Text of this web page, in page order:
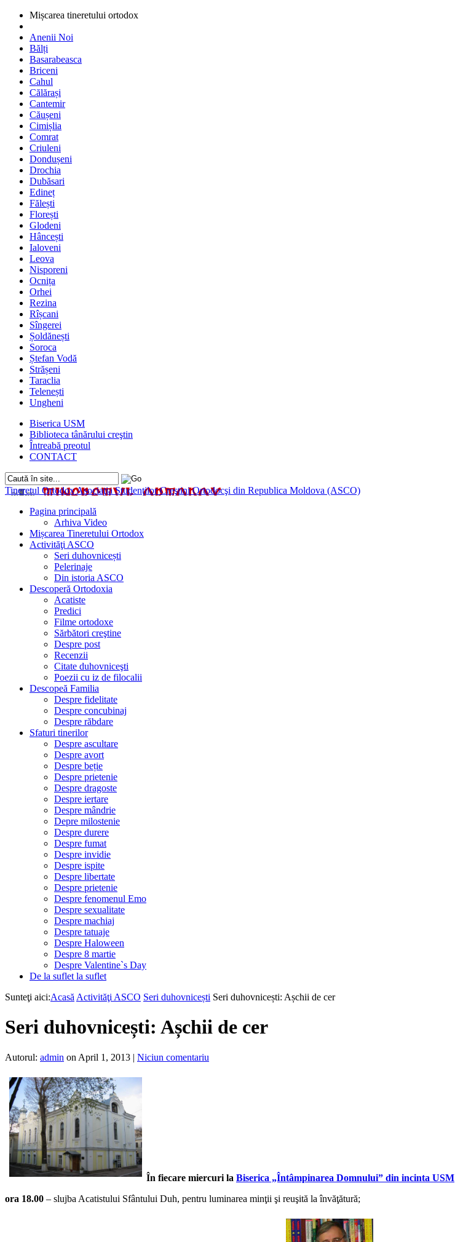
Mișcarea tineretului ortodox
Anenii Noi
Bălți
Basarabeasca
Briceni
Cahul
Călărași
Cantemir
Căușeni
Cimișlia
Comrat
Criuleni
Dondușeni
Drochia
Dubăsari
Edineț
Fălești
Florești
Glodeni
Hâncești
Ialoveni
Leova
Nisporeni
Ocnița
Orhei
Rezina
Rîșcani
Sîngerei
Șoldănești
Soroca
Ștefan Vodă
Strășeni
Taraclia
Telenești
Ungheni
Biserica USM
Biblioteca tânărului creştin
Întreabă preotul
CONTACT
Tineretul OrtodoxAsociaţia Studenţilor Creştini Ortodocşi din Republica Moldova (ASCO)
Pagina principală
Arhiva Video
Mișcarea Tineretului Ortodox
Activităţi ASCO
Seri duhovnicești
Pelerinaje
Din istoria ASCO
Descoperă Ortodoxia
Acatiste
Predici
Filme ortodoxe
Sărbători creştine
Despre post
Recenzii
Citate duhovniceşti
Poezii cu iz de filocalii
Descopeă Familia
Despre fidelitate
Despre concubinaj
Despre răbdare
Sfaturi tinerilor
Despre ascultare
Despre avort
Despre beție
Despre prietenie
Despre dragoste
Despre iertare
Despre mândrie
Depre milostenie
Despre durere
Despre fumat
Despre invidie
Despre ispite
Despre libertate
Despre prietenie
Despre fenomenul Emo
Despre sexualitate
Despre machiaj
Despre tatuaje
Despre Haloween
Despre 8 martie
Despre Valentine`s Day
De la suflet la suflet
Sunteţi aici:Acasă Activităţi ASCO Seri duhovnicești Seri duhovnicești: Așchii de cer
Seri duhovnicești: Așchii de cer
Autorul: admin on April 1, 2013 | Niciun comentariu
În fiecare miercuri la Biserica „Întâmpinarea Domnului” din incinta USM
ora 18.00 – slujba Acatistului Sfântului Duh, pentru luminarea minţii şi reuşită la învăţătură;